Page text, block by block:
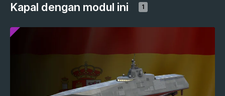
Kapal dengan modul ini 1